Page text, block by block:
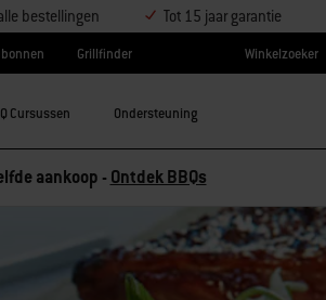
bestellingen Tot 15 jaar garantie
Grillfinder Winkelzoeker
Cursussen Ondersteuning
en ontvang 10% korting –Ontdek accessoires